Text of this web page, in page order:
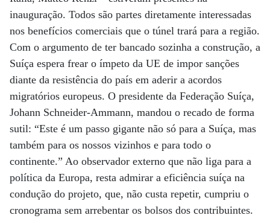
inauguração. Todos são partes diretamente interessadas
nos benefícios comerciais que o túnel trará para a região.
Com o argumento de ter bancado sozinha a construção, a
Suíça espera frear o ímpeto da UE de impor sanções
diante da resistência do país em aderir a acordos
migratórios europeus. O presidente da Federação Suíça,
Johann Schneider-Ammann, mandou o recado de forma
sutil: “Este é um passo gigante não só para a Suíça, mas
também para os nossos vizinhos e para todo o
continente.” Ao observador externo que não liga para a
política da Europa, resta admirar a eficiência suíça na
condução do projeto, que, não custa repetir, cumpriu o
cronograma sem arrebentar os bolsos dos contribuintes.